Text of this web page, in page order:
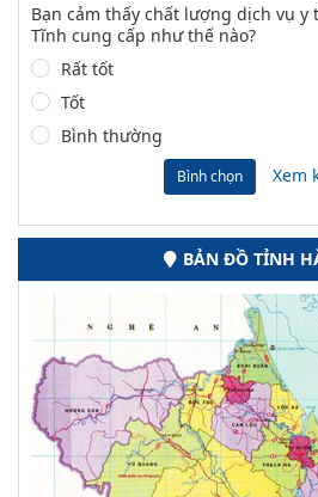
Bạn cảm thấy chất lượng dịch vụ y
Tĩnh cung cấp như thế nào?
Rất tốt
Tốt
Bình thường
Bình chọn Xem
BẢN ĐỒ TỈNH